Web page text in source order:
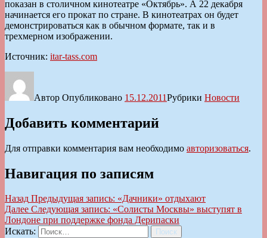
показан в столичном кинотеатре «Октябрь». А 22 декабря
начинается его прокат по стране. В кинотеатрах он будет
демонстрироваться как в обычном формате, так и в
трехмерном изображении.
Источник: itar-tass.com
Автор Опубликовано 15.12.2011Рубрики Новости
Добавить комментарий
Для отправки комментария вам необходимо авторизоваться.
Навигация по записям
Назад Предыдущая запись: «Дачники» отдыхают
Далее Следующая запись: «Солисты Москвы» выступят в
Лондоне при поддержке фонда Дерипаски
Искать:
Поиск